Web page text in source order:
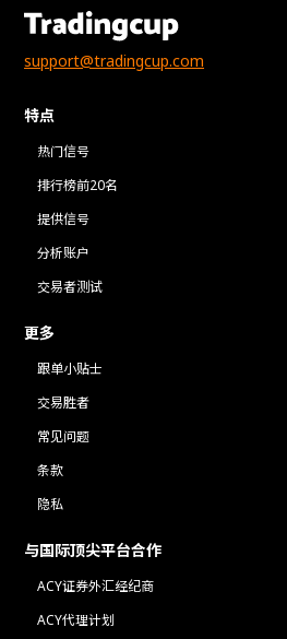
support@tradingcup.com
特点
热门信号
排行榜前20名
提供信号
分析账户
交易者测试
更多
跟单小贴士
交易胜者
常见问题
条款
隐私
与国际顶尖平台合作
ACY证券外汇经纪商
ACY代理计划